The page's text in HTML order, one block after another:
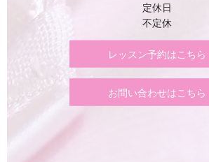
定休日
不定休
レッスン予約はこちら
お問い合わせはこちら